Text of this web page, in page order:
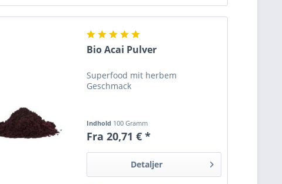
Bio Acai Pulver
Superfood mit herbem
Geschmack
Indhold 100 Gramm
Fra 20,71 € *
Detaljer